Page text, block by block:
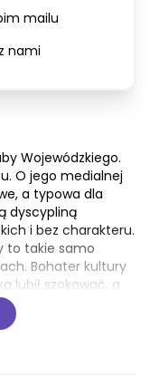
mailu
nami
Wojewódzkiego.
O jego medialnej
a typowa dla
dyscypliną
i bez charakteru.
to takie samo
Bohater kultury
lubił szokować, a
gadżety i
znawcy sceny